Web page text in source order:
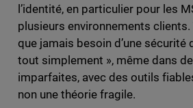
l’identité, en particulier pour les
plusieurs environnements clients.
que jamais besoin d’une sécurité
tout simplement », même dans
imparfaites, avec des outils
non une théorie fragile.